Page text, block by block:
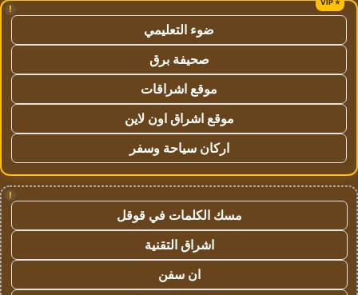
!
ضوء التعليمي
صحيفة برق
موقع اشراقات
موقع اشراق اون لاين
اركان سياحة وسفر
!
مسك الكلمات في قوقل
اشراق التقنية
ان سفن